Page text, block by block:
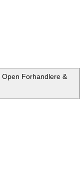
Open Forhandlere &